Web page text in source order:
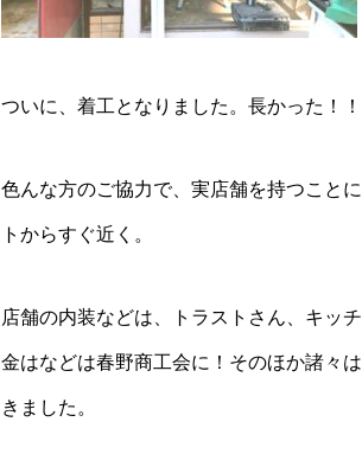
ついに、着工となりました。長かった！！
色んな方のご協力で、実店舗を持つこと
トからすぐ近く。
店舗の内装などは、トラストさん、キッ
金はなどは春野商工会に！そのほか諸々
きました。